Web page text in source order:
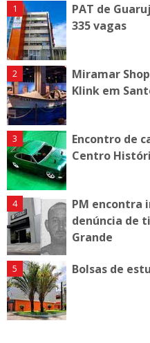
PAT de
335 vagas
Miramar
Klink em
Encontro de
Centro
PM encontra
denúncia de
Grande
Bolsas de